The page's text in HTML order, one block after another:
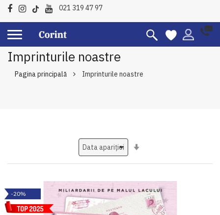
021 319 47 97
Imprinturile noastre
Pagina principală Imprinturile noastre
-20%